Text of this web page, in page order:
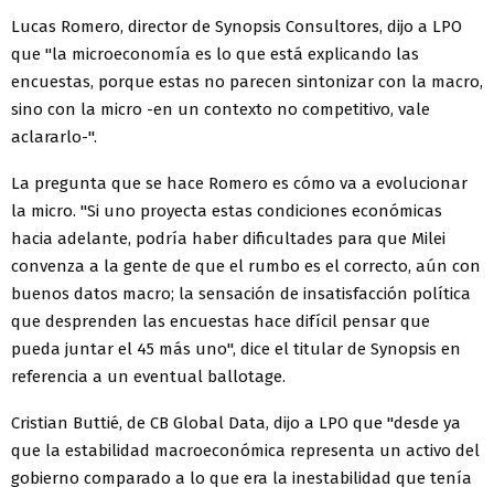
Lucas Romero, director de Synopsis Consultores, dijo a LPO
que "la microeconomía es lo que está explicando las
encuestas, porque estas no parecen sintonizar con la macro,
sino con la micro -en un contexto no competitivo, vale
aclararlo-".
La pregunta que se hace Romero es cómo va a evolucionar
la micro. "Si uno proyecta estas condiciones económicas
hacia adelante, podría haber dificultades para que Milei
convenza a la gente de que el rumbo es el correcto, aún con
buenos datos macro; la sensación de insatisfacción política
que desprenden las encuestas hace difícil pensar que
pueda juntar el 45 más uno", dice el titular de Synopsis en
referencia a un eventual ballotage.
Cristian Buttié, de CB Global Data, dijo a LPO que "desde ya
que la estabilidad macroeconómica representa un activo del
gobierno comparado a lo que era la inestabilidad que tenía